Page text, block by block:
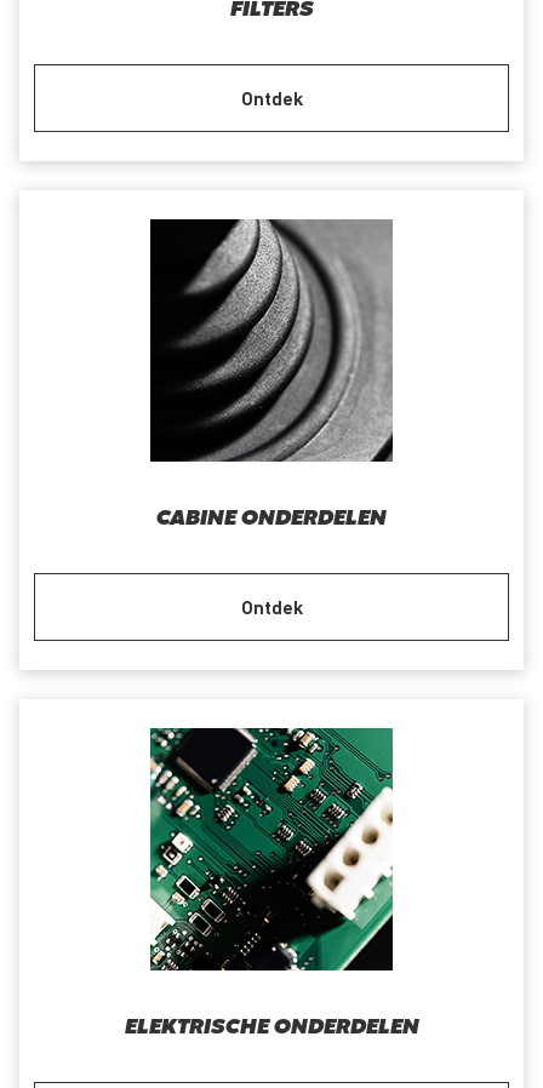
FILTERS
Ontdek
CABINE ONDERDELEN
Ontdek
ELEKTRISCHE ONDERDELEN